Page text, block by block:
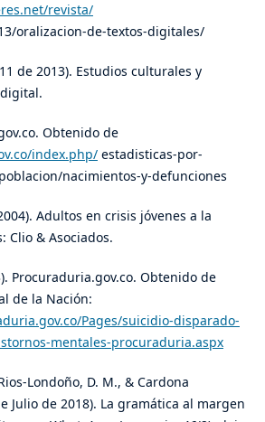
revista/
oralizacion-de-textos-digitales/
de 2013). Estudios culturales y
Obtenido de
index.php/estadisticas-por-
nacimientos-y-defunciones
Adultos en crisis jóvenes a la
Clio & Asociados.
Procuraduria.gov.co. Obtenido de
de la Nación:
Pages/suicidio-disparado-
mentales-procuraduria.aspx
Londoño, D. M., & Cardona
Julio de 2018). La gramática al margen